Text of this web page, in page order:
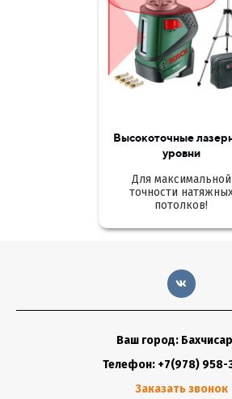
Высокоточные
уровни
Для максимальной
точности
потолков!
Ваш город:
Телефон: +7(978) 958-
Заказать звонок